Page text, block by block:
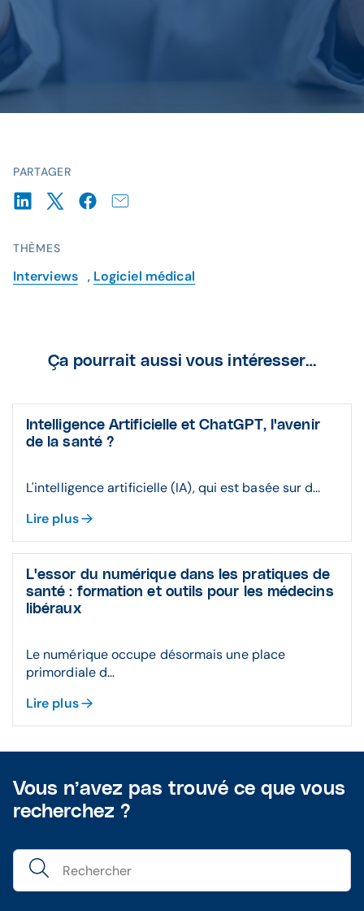
PARTAGER
THÈMES
Interviews , Logiciel médical
Ça pourrait aussi vous intéresser…
Intelligence Artificielle et ChatGPT, l'avenir
de la santé ?
L'intelligence artificielle (IA), qui est basée sur d...
Lire plus
L'essor du numérique dans les pratiques de
santé : formation et outils pour les médecins
libéraux
Le numérique occupe désormais une place
primordiale d...
Lire plus
Vous n’avez pas trouvé ce que vous
recherchez ?